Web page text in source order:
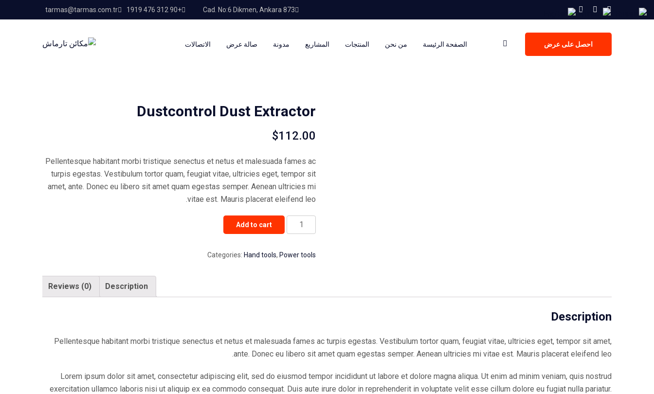
873 Cad. No:6 Dikmen, Ankara
+90 312 476 1919
tarmas@tarmas.com.tr
احصل على عرض الاتصالات صالة عرض مدونة المشاريع المنتجات من نحن الصفحة الرئيسة
Dustcontrol Dust Extractor
$112.00
Pellentesque habitant morbi tristique senectus et netus et malesuada fames ac
turpis egestas. Vestibulum tortor quam, feugiat vitae, ultricies eget, tempor sit
amet, ante. Donec eu libero sit amet quam egestas semper. Aenean ultricies mi
vitae est. Mauris placerat eleifend leo.
Dustcontrol
Dust
quantity
Add to cart
Categories: Hand tools, Power tools
Description
Reviews (0)
Description
Pellentesque habitant morbi tristique senectus et netus et malesuada fames ac turpis egestas. Vestibulum tortor quam, feugiat vitae, ultricies eget, tempor sit amet,
ante. Donec eu libero sit amet quam egestas semper. Aenean ultricies mi vitae est. Mauris placerat eleifend leo.
Lorem ipsum dolor sit amet, consectetur adipiscing elit, sed do eiusmod tempor incididunt ut labore et dolore magna aliqua. Ut enim ad minim veniam, quis nostrud
exercitation ullamco laboris nisi ut aliquip ex ea commodo consequat. Duis aute irure dolor in reprehenderit in voluptate velit esse cillum dolore eu fugiat nulla pariatur.